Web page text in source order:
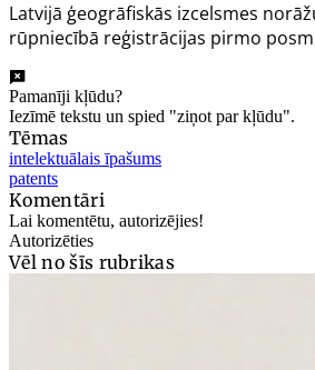
Latvijā ģeogrāfiskās izcelsmes
rūpniecībā reģistrācijas pirmo
Pamanīji kļūdu?
Iezīmē tekstu un spied "ziņot par kļūdu".
Tēmas
intelektuālais īpašums
patents
Komentāri
Lai komentētu, autorizējies!
Autorizēties
Vēl no šīs rubrikas